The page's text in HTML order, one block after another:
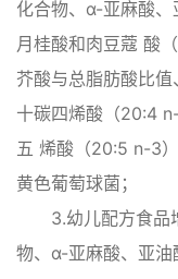
化合物、α-亚麻酸
月桂酸和肉豆蔻 酸
芥酸与总脂肪酸比
十碳四烯酸（20:4
五 烯酸（20:5 n-3
黄色葡萄球菌；
3.幼儿配方食品
物、α-亚麻酸、亚油